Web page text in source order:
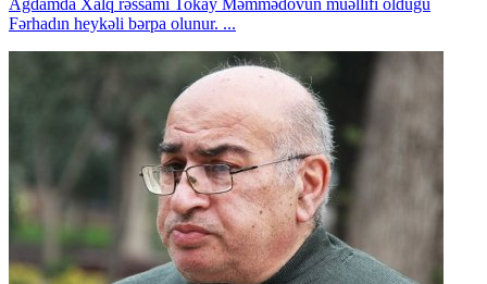
Fərhadın heykəli bərpa olunur. ...